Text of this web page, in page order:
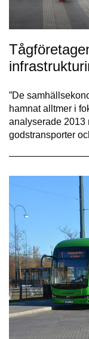
”De
hamnat alltmer i
analyserade 2013
godstransporter